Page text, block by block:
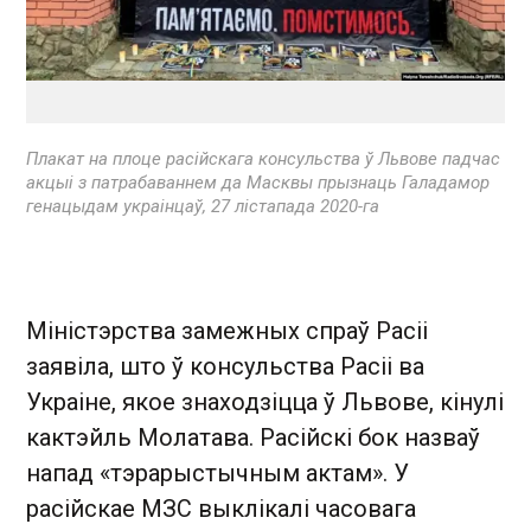
Плакат на плоце расійскага консульства ў Львове падчас
акцыі з патрабаваннем да Масквы прызнаць Галадамор
генацыдам украінцаў, 27 лістапада 2020-га
Міністэрства замежных спраў Расіі
заявіла, што ў консульства Расіі ва
Украіне, якое знаходзіцца ў Львове, кінулі
кактэйль Молатава. Расійскі бок назваў
напад «тэрарыстычным актам». У
расійскае МЗС выклікалі часовага